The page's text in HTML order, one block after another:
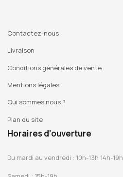
Contactez-nous
Livraison
Conditions générales de vente
Mentions légales
Qui sommes nous ?
Plan du site
Horaires d'ouverture
Du mardi au vendredi : 10h-13h 14h-19h